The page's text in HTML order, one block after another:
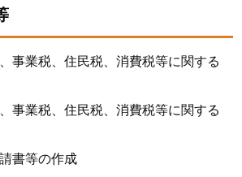
事業税、住民税、消費税等に関する
事業税、住民税、消費税等に関する
書等の作成